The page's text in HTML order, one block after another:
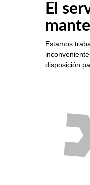
El
Estamos
disposición